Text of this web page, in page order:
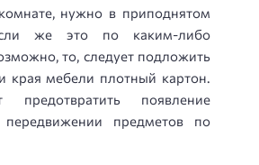
нужно в приподнятом
же это по каким-либо
то, следует подложить
края мебели плотный картон.
появление
предметов по